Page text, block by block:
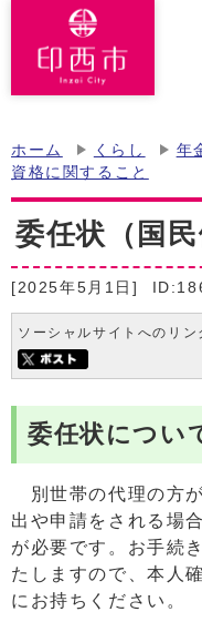
ホーム くらし 年
資格に関すること
委任状（国民
[2025年5月1日]
ソーシャルサイトへのリ
委任状につい
別世帯の代理の方
出や申請をされる場
が必要です。お手続
たしますので、本人
にお持ちください。